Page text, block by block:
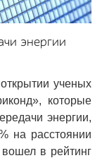
энергии
ученых
которые
энергии,
на расстоянии
в рейтинг